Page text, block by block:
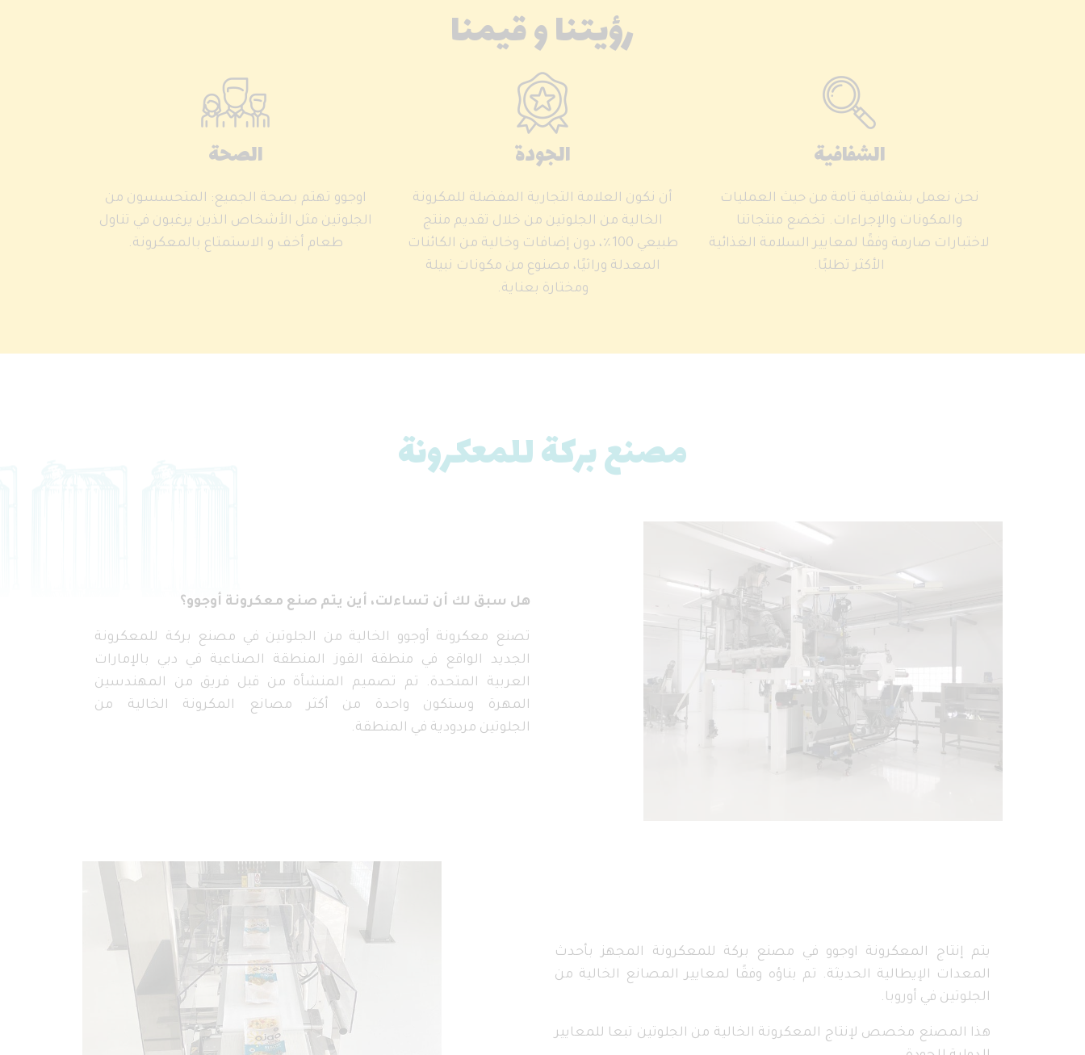
رؤيتنا و قيمنا
الشفافية
نحن نعمل بشفافية تامة من حيث العمليات
والمكونات والإجراءات. تخضع منتجاتنا
لاختبارات صارمة وفقًا لمعايير السلامة الغذائية
الأكثر تطلبًا.
الجودة
أن نكون العلامة التجارية المفضلة للمكرونة
الخالية من الجلوتين من خلال تقديم منتج
طبيعي 100٪، دون إضافات وخالية من الكائنات
المعدلة وراثيًا، مصنوع من مكونات نبيلة
ومختارة بعناية.
الصحة
اوجوو تهتم بصحة الجميع: المتحسسون من
الجلوتين مثل الأشخاص الذين يرغبون في تناول
طعام أخف و الاستمتاع بالمعكرونة.
مصنع بركة للمعكرونة
هل سبق لك أن تساءلت، أين يتم صنع معكرونة أوجوو؟
تصنع معكرونة أوجوو الخالية من الجلوتين في مصنع بركة للمعكرونة
الجديد الواقع في منطقة القوز المنطقة الصناعية في دبي بالإمارات
العربية المتحدة. تم تصميم المنشأة من قبل فريق من المهندسين
المهرة وستكون واحدة من أكثر مصانع المكرونة الخالية من
الجلوتين مردودية في المنطقة.
يتم إنتاج المعكرونة اوجوو في مصنع بركة للمعكرونة المجهز بأحدث
المعدات الإيطالية الحديثة. تم بناؤه وفقًا لمعايير المصانع الخالية من
الجلوتين في أوروبا.
هذا المصنع مخصص لإنتاج المعكرونة الخالية من الجلوتين تبعا للمعايير